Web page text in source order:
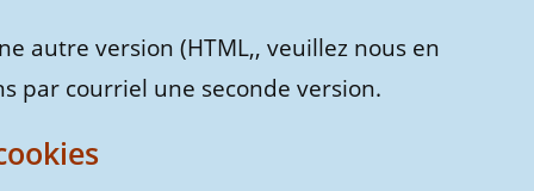
autre version (HTML,, veuillez nous en
par courriel une seconde version.